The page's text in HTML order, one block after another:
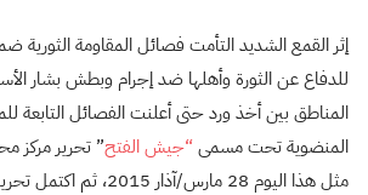
إثر القمع الشديد التأمت فصائل المقاومة
للدفاع عن الثورة وأهلها ضد إجرام وبطش بشار
المناطق بين أخذ ورد حتى أعلنت الفصائل التابعة
المنضوية تحت مسمى“جيش الفتح” تحرير مركز
مثل هذا اليوم 28 مارس/آذار